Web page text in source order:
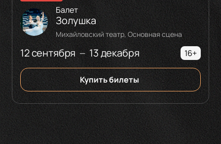
12 сентября — 13 декабря
Балет
Золушка
Михайловский театр, Основная сцена
16+
Купить билеты